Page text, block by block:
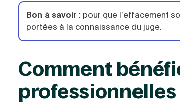
Bon à savoir : pour que l’effacement
portées à la connaissance du juge.
Comment
professionnelles